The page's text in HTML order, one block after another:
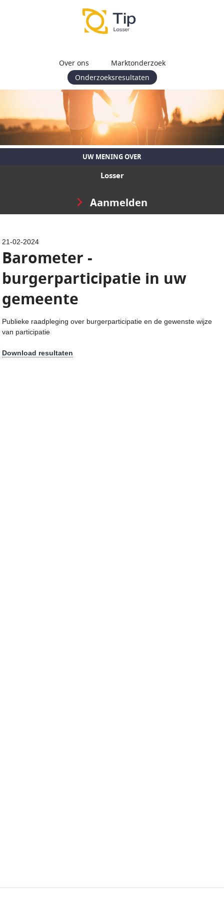
Over ons
Marktonderzoek
Onderzoeksresultaten
UW MENING OVER
Losser
Aanmelden
21-02-2024
Barometer -
burgerparticipatie in uw
gemeente
Publieke raadpleging over burgerparticipatie en de gewenste wijze
van participatie
Download resultaten